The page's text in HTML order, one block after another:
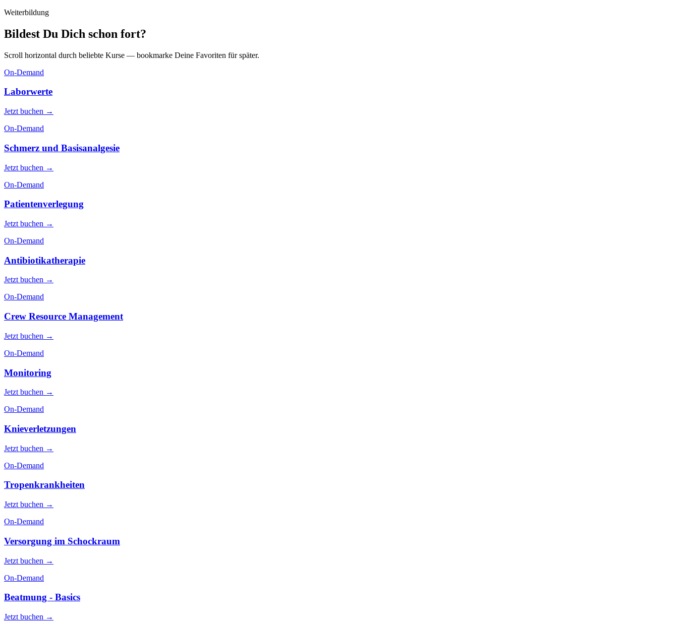
Weiterbildung
Bildest Du Dich schon fort?
Scroll horizontal durch beliebte Kurse — bookmarke Deine Favoriten für später.
On-Demand
Laborwerte
Jetzt buchen →
On-Demand
Schmerz und Basisanalgesie
Jetzt buchen →
On-Demand
Patientenverlegung
Jetzt buchen →
On-Demand
Antibiotikatherapie
Jetzt buchen →
On-Demand
Crew Resource Management
Jetzt buchen →
On-Demand
Monitoring
Jetzt buchen →
On-Demand
Knieverletzungen
Jetzt buchen →
On-Demand
Tropenkrankheiten
Jetzt buchen →
On-Demand
Versorgung im Schockraum
Jetzt buchen →
On-Demand
Beatmung - Basics
Jetzt buchen →